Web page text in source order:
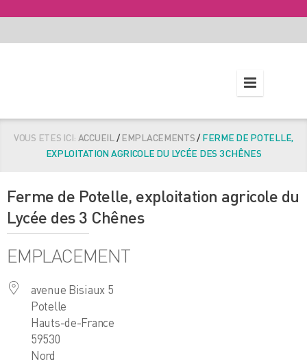
VOUS ETES ICI: ACCUEIL/EMPLACEMENTS/FERME DE POTELLE,
EXPLOITATION AGRICOLE DU LYCÉE DES 3 CHÊNES
Ferme de Potelle, exploitation agricole du
Lycée des 3 Chênes
EMPLACEMENT
avenue Bisiaux 5
Potelle
Hauts-de-France
59530
Nord